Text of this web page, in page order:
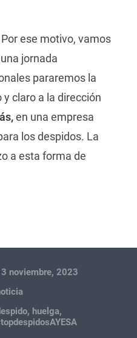
ese motivo, vamos
jornada
pararemos la
y claro a la dirección
en una empresa
los despidos. La
a esta forma de
noviembre, 2023
, huelga,